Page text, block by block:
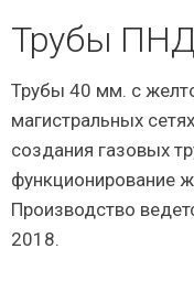
Трубы
Трубы 40 мм. с
магистральных
создания газовых
функционирование
Производство
2018.